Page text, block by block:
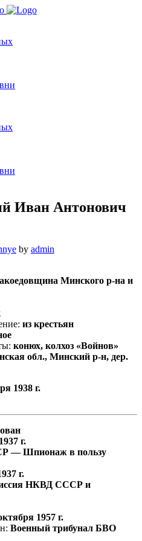
Иван Антонович
by admin
Минского р-на и
из крестьян
конюх, колхоз «Войнов»
обл., Минский р-н, дер.
1938 г.
г.
— Шпионаж в пользу
г.
НКВД СССР и
1957 г.
Военный трибунал БВО